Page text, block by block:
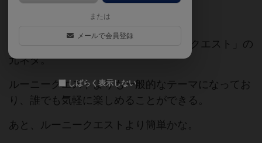
2015年推薦リスト入りした「ルーニークエスト」の
元ネタ。
ルーニークエストよりも一般的なテーマになってお
り、誰でも気軽に楽しめることができる。
あと、ルーニークエストより簡単かな。
または
メールで会員登録
しばらく表示しない